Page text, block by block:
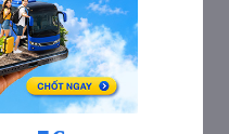
giường nằm thông
- Bình Thuận có
Màn hình LCD với hàng
uống và chăn đắp miễn
trình.